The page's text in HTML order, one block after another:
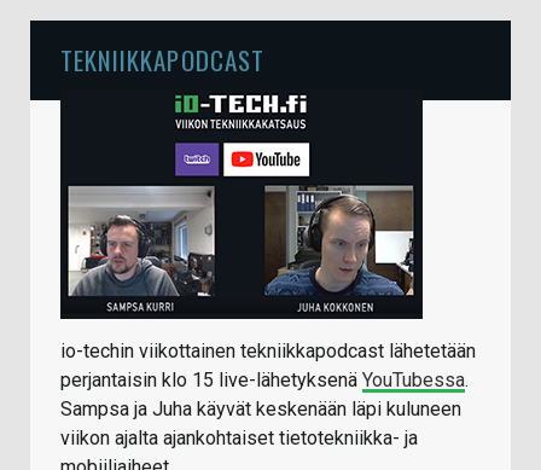
TEKNIIKKAPODCAST
io-techin viikottainen tekniikkapodcast lähetetään
perjantaisin klo 15 live-lähetyksenä YouTubessa.
Sampsa ja Juha käyvät keskenään läpi kuluneen
viikon ajalta ajankohtaiset tietotekniikka- ja